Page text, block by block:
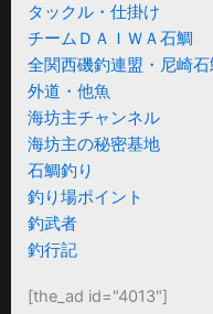
タックル・仕掛け
チームＤＡＩＷＡ石鯛
全関西磯釣連盟・尼崎
外道・他魚
海坊主チャンネル
海坊主の秘密基地
石鯛釣り
釣り場ポイント
釣武者
釣行記
[the_ad id="4013"]